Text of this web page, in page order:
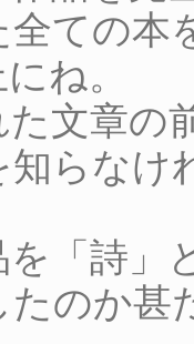
全ての本
ね。
た文章の
知らなけ
を「詩」
たのか甚